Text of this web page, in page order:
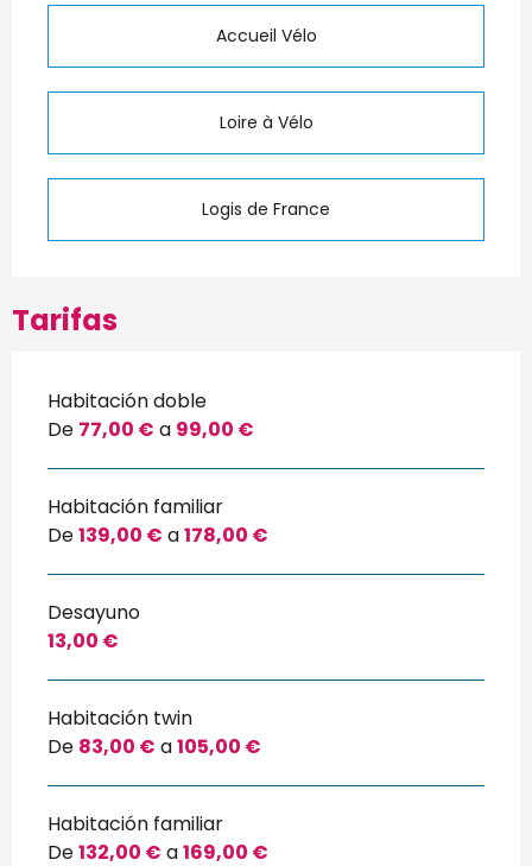
Accueil Vélo
Loire à Vélo
Logis de France
Tarifas
Habitación doble
De 77,00 € a 99,00 €
Habitación familiar
De139,00 € a178,00 €
Desayuno
13,00 €
Habitación twin
De 83,00 € a105,00 €
Habitación familiar
De132,00 € a169,00 €